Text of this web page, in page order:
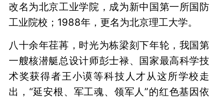
改名为北京工业学院，成为新中国第一所国防
工业院校；1988年，更名为北京理工大学。
八十余年荏苒，时光为栋梁刻下年轮，我国第
一艘核潜艇总设计师彭士禄、国家最高科学技
术奖获得者王小谟等科技人才从这所学校走
出，“延安根、军工魂、领军人”的红色基因依